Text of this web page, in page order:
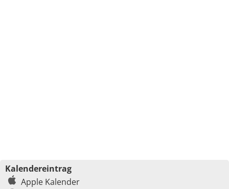
Kalendereintrag
Apple Kalender